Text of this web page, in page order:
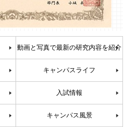
動画と写真で最新の研究内容を紹介
キャンパスライフ
入試情報
キャンパス風景